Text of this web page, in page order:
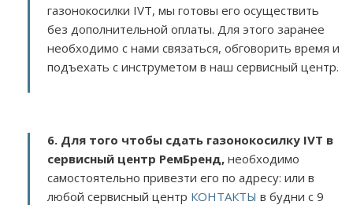
газонокосилки IVT, мы готовы его осуществить
без дополнительной оплаты. Для этого заранее
необходимо с нами связаться, обговорить время и
подъехать с инструметом в наш сервисный центр.
6. Для того чтобы сдать газонокосилку IVT в
сервисный центр РемБренд, необходимо
самостоятельно привезти его по адресу: или в
любой сервисный центр КОНТАКТЫ в будни с 9